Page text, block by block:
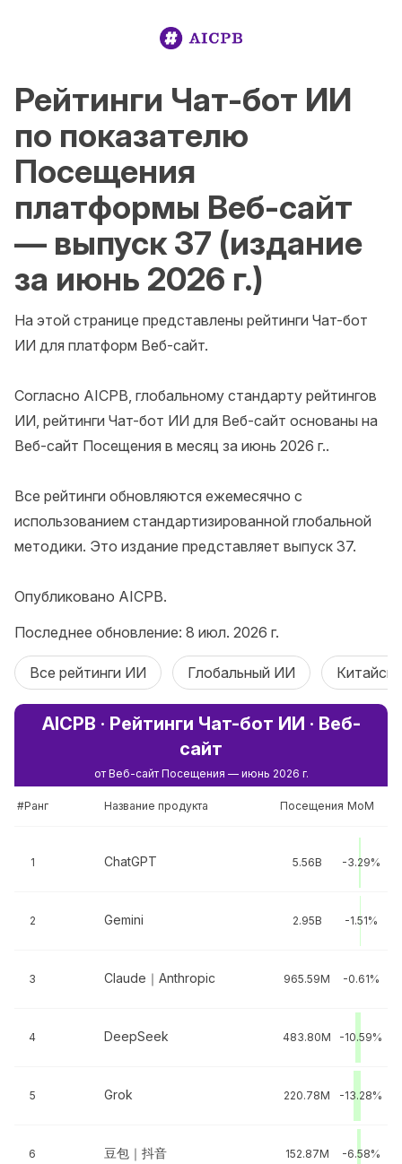
Рейтинги Чат-бот ИИ
по показателю
Посещения
платформы Веб-сайт
— выпуск 37 (издание
за июнь 2026 г.)
На этой странице представлены рейтинги Чат-бот
ИИ для платформ Веб-сайт.
Согласно AICPB, глобальному стандарту рейтингов
ИИ, рейтинги Чат-бот ИИ для Веб-сайт основаны на
Веб-сайт Посещения в месяц за июнь 2026 г..
Все рейтинги обновляются ежемесячно с
использованием стандартизированной глобальной
методики. Это издание представляет выпуск 37.
Опубликовано AICPB.
Последнее обновление: 8 июл. 2026 г.
Все рейтинги ИИ Глобальный ИИ
AICPB · Рейтинги Чат-бот ИИ · Веб-
сайт
от Веб-сайт Посещения — июнь 2026 г.
#Ранг Название продукта Посещения MoM
1 ChatGPT 5.56B -3.29%
2 Gemini 2.95B -1.51%
3 Claude｜Anthropic 965.59M -0.61%
4 DeepSeek 483.80M -10.59%
5 Grok 220.78M -13.28%
6 豆包｜抖音 152.87M -6.58%